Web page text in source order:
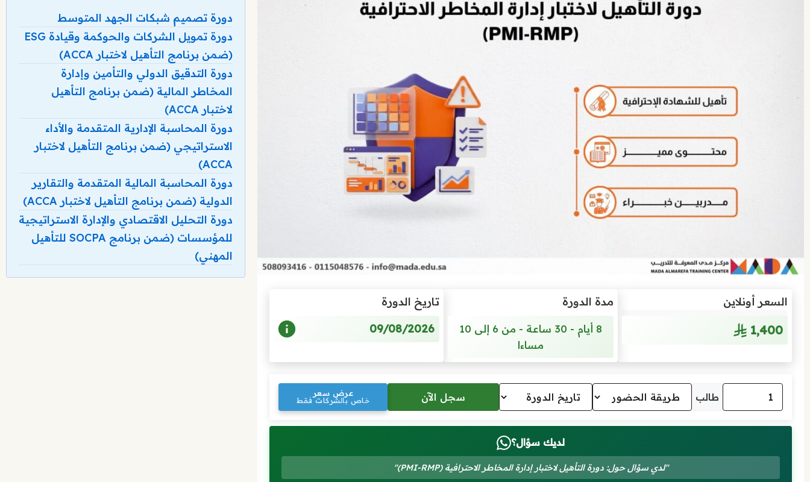
السعر أونلاين
1٬400
مدة الدورة
8 أيام - 30 ساعة - من 6 إلى 10
مساءا
تاريخ الدورة
09/08/2026
طالب عرض سعر
خاص بالشركات فقط
لديك سؤال؟
"لدي سؤال حول: دورة التأهيل لاختبار إدارة المخاطر الاحترافية (PMI-RMP)"
دورة تصميم شبكات الجهد المتوسط
دورة تمويل الشركات والحوكمة وقيادة ESG
(ضمن برنامج التأهيل لاختبار ACCA)
دورة التدقيق الدولي والتأمين وإدارة
المخاطر المالية (ضمن برنامج التأهيل
لاختبار ACCA)
دورة المحاسبة الإدارية المتقدمة والأداء
الاستراتيجي (ضمن برنامج التأهيل لاختبار
ACCA)
دورة المحاسبة المالية المتقدمة والتقارير
الدولية (ضمن برنامج التأهيل لاختبار ACCA)
دورة التحليل الاقتصادي والإدارة الاستراتيجية
للمؤسسات (ضمن برنامج SOCPA للتأهيل
المهني)